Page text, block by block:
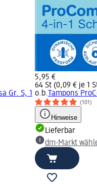
Gr. S, 1
5,95 €
64 St (0,09 € je 1
o.b. Tampons
(101)
Hinweise
Lieferbar
dm-Markt